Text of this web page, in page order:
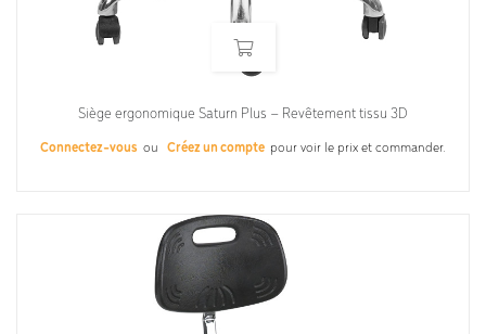
Siège ergonomique Saturn Plus – Revêtement tissu 3D
Connectez-vous ou Créez un compte pour voir le prix et commander.